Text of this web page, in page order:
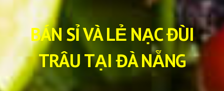
BÁN SỈ VÀ LẺ NẠC ĐÙI
TRÂU TẠI ĐÀ NẴNG